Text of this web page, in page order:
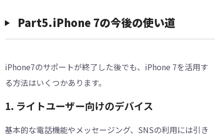
Part5.iPhone 7の今後の使い道
iPhone7のサポートが終了した後でも、iPhone 7を活用す
る方法はいくつかあります。
1. ライトユーザー向けのデバイス
基本的な電話機能やメッセージング、SNSの利用には引き